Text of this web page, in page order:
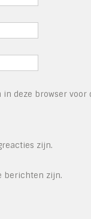
deze browser
zijn.
berichten zijn.